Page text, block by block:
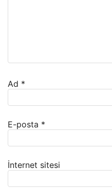
Ad *
E-posta *
İnternet sitesi